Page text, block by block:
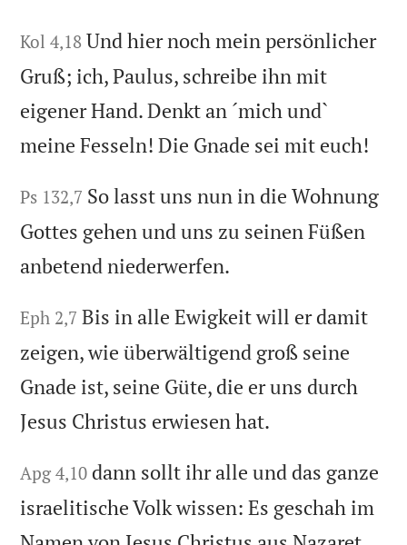
Kol 4,18 Und hier noch mein persönlicher
Gruß; ich, Paulus, schreibe ihn mit
eigener Hand. Denkt an ´mich und`
meine Fesseln! Die Gnade sei mit euch!
Ps 132,7 So lasst uns nun in die Wohnung
Gottes gehen und uns zu seinen Füßen
anbetend niederwerfen.
Eph 2,7 Bis in alle Ewigkeit will er damit
zeigen, wie überwältigend groß seine
Gnade ist, seine Güte, die er uns durch
Jesus Christus erwiesen hat.
Apg 4,10 dann sollt ihr alle und das ganze
israelitische Volk wissen: Es geschah im